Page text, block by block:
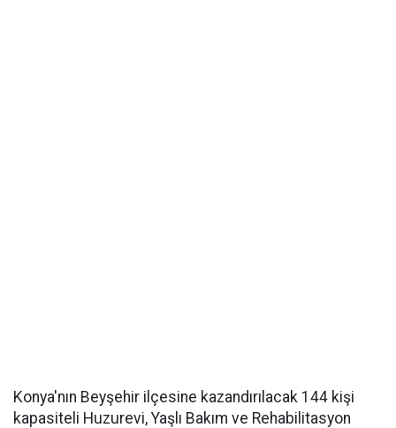
Konya'nın Beyşehir ilçesine kazandırılacak 144 kişi
kapasiteli Huzurevi, Yaşlı Bakım ve Rehabilitasyon